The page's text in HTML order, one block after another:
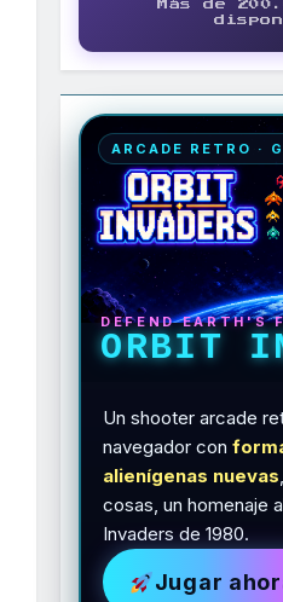
Más de
ARCADE RETRO ·
DEFEND EARTH'S
ORBIT
Un shooter arcade
navegador con
alienígenas nuevas,
cosas, un homenaje
Invaders de 1980.
Jugar